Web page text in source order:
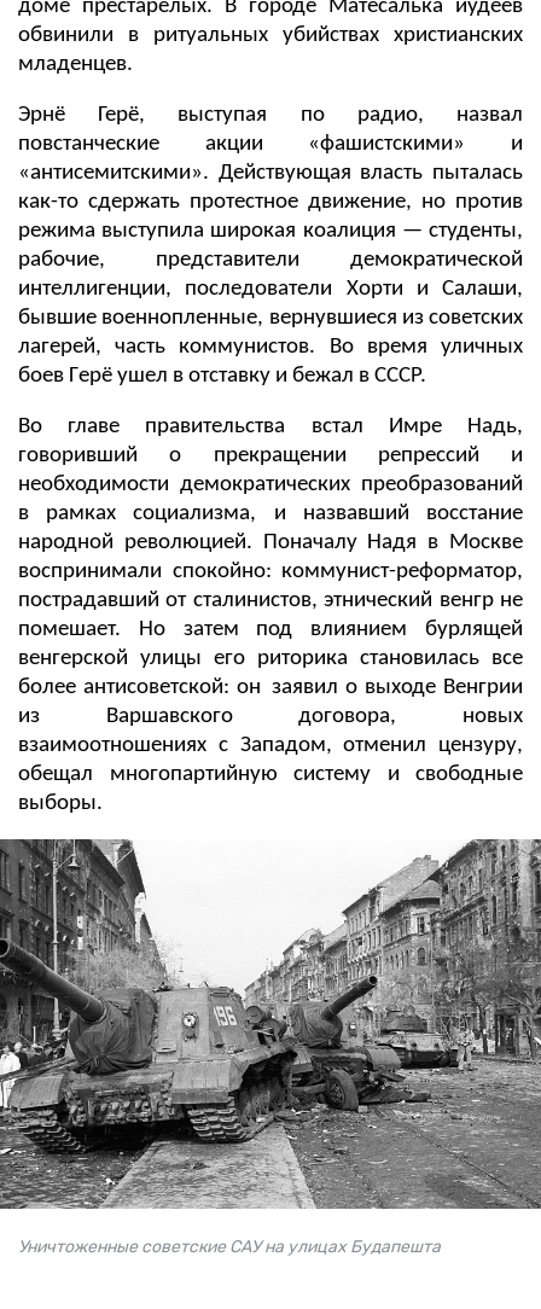
доме престарелых. В городе Матесалька иудеев
обвинили в ритуальных убийствах христианских
младенцев.
Эрнё Герё, выступая по радио, назвал
повстанческие акции «фашистскими» и
«антисемитскими». Действующая власть пыталась
как-то сдержать протестное движение, но против
режима выступила широкая коалиция — студенты,
рабочие, представители демократической
интеллигенции, последователи Хорти и Салаши,
бывшие военнопленные, вернувшиеся из советских
лагерей, часть коммунистов. Во время уличных
боев Гeрё ушел в отставку и бежал в СССР.
Во главе правительства встал Имре Надь,
говоривший о прекращении репрессий и
необходимости демократических преобразований
в рамках социализма, и назвавший восстание
народной революцией. Поначалу Надя в Москве
воспринимали спокойно: коммунист-реформатор,
пострадавший от сталинистов, этнический венгр не
помешает. Но затем под влиянием бурлящей
венгерской улицы его риторика становилась все
более антисоветской: oн заявил о выходе Венгрии
из Варшавского договора, новых
взаимоотношениях с Западом, отменил цензуру,
обещал многопартийную систему и свободные
выборы.
Уничтоженные советские САУ на улицах Будапешта